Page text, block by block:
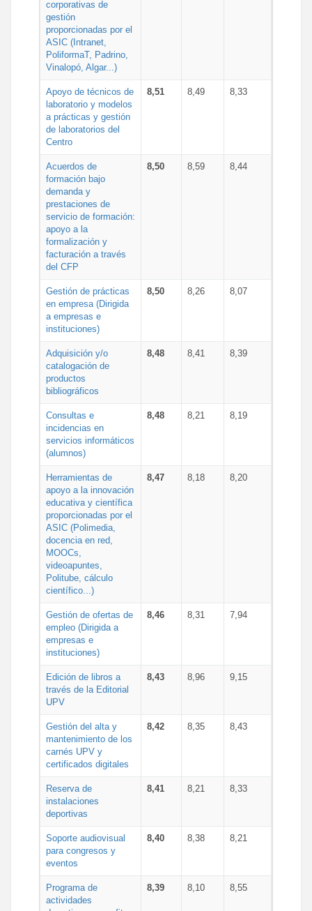
corporativas de
gestión
proporcionadas por el
ASIC (Intranet,
PoliformaT, Padrino,
Vinalopó, Algar...)
Apoyo de técnicos de
laboratorio y modelos
a prácticas y gestión
de laboratorios del
Centro
8,51 8,49 8,33
Acuerdos de
formación bajo
demanda y
prestaciones de
servicio de formación:
apoyo a la
formalización y
facturación a través
del CFP
8,50 8,59 8,44
Gestión de prácticas
en empresa (Dirigida
a empresas e
instituciones)
8,50 8,26 8,07
Adquisición y/o
catalogación de
productos
bibliográficos
8,48 8,41 8,39
Consultas e
incidencias en
servicios informáticos
(alumnos)
8,48 8,21 8,19
Herramientas de
apoyo a la innovación
educativa y científica
proporcionadas por el
ASIC (Polimedia,
docencia en red,
MOOCs,
videoapuntes,
Politube, cálculo
científico...)
8,47 8,18 8,20
Gestión de ofertas de
empleo (Dirigida a
empresas e
instituciones)
8,46 8,31 7,94
Edición de libros a
través de la Editorial
UPV
8,43 8,96 9,15
Gestión del alta y
mantenimiento de los
carnés UPV y
certificados digitales
8,42 8,35 8,43
Reserva de
instalaciones
deportivas
8,41 8,21 8,33
Soporte audiovisual
para congresos y
eventos
8,40 8,38 8,21
Programa de
actividades
8,39 8,10 8,55